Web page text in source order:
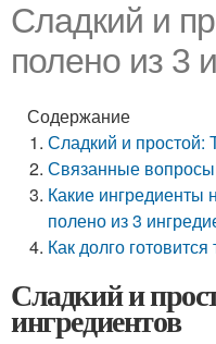
Сладкий и
полено из 3
Содержание
Сладкий и простой:
Связанные вопросы
Какие ингредиенты
полено из 3
Как долго
Сладкий и
ингредиентов